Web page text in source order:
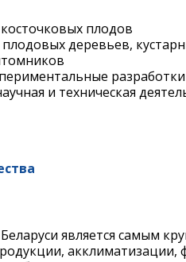
плодов
деревьев,
и техническая
является самым
акклиматизации,